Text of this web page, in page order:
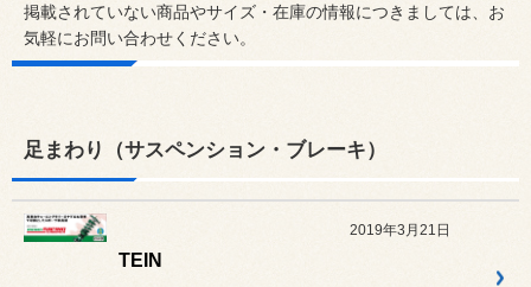
掲載されていない商品やサイズ・在庫の情報につきましては、お
気軽にお問い合わせください。
足まわり（サスペンション・ブレーキ）
2019年3月21日
TEIN